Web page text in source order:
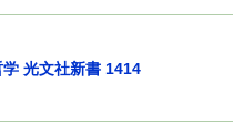
光文社新書 1414